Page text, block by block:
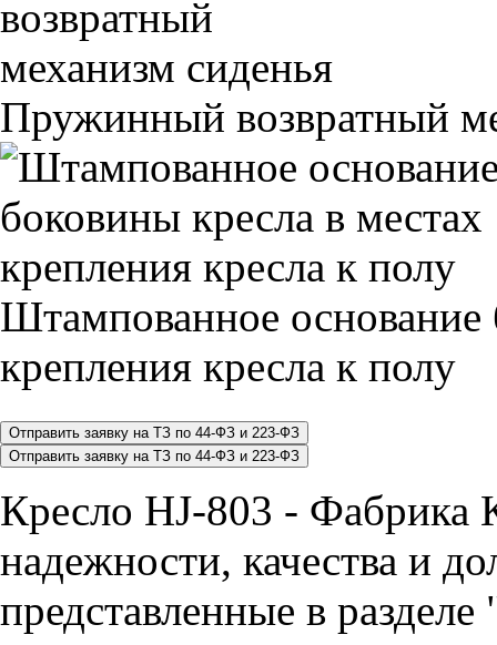
Пружинный возвратный
Штампованное основание
крепления кресла к полу
Кресло HJ-803 - Фабрика
надежности, качества и
представленные в